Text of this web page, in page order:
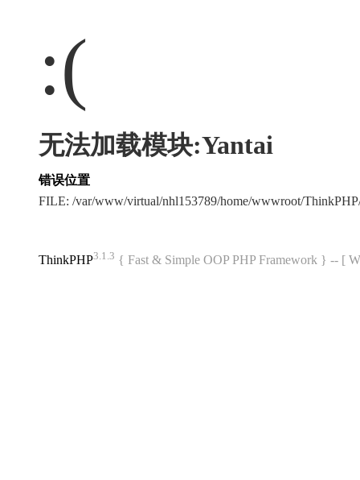
:(
无法加载模块:Yantai
错误位置
FILE: /var/www/virtual/nhl153789/home/wwwroot/
ThinkPHP3.1.3 { Fast & Simple OOP PHP Framework } -- [